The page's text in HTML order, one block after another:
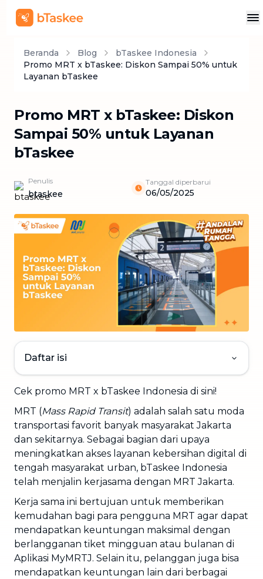
Beranda Blog
bTaskee Indonesia
Promo MRT x bTaskee: Diskon Sampai 50% untuk
Layanan bTaskee
Promo MRT x bTaskee: Diskon
Sampai 50% untuk Layanan
bTaskee
Penulis
btaskee
Tanggal diperbarui
06/05/2025
Daftar isi
Cek promo MRT x bTaskee Indonesia di sini!
MRT (Mass Rapid Transit) adalah salah satu moda
transportasi favorit banyak masyarakat Jakarta
dan sekitarnya. Sebagai bagian dari upaya
meningkatkan akses layanan kebersihan digital di
tengah masyarakat urban, bTaskee Indonesia
telah menjalin kerjasama dengan MRT Jakarta.
Kerja sama ini bertujuan untuk memberikan
kemudahan bagi para pengguna MRT agar dapat
mendapatkan keuntungan maksimal dengan
berlangganan tiket mingguan atau bulanan di
Aplikasi MyMRTJ. Selain itu, pelanggan juga bisa
mendapatkan keuntungan lain dari berbagai